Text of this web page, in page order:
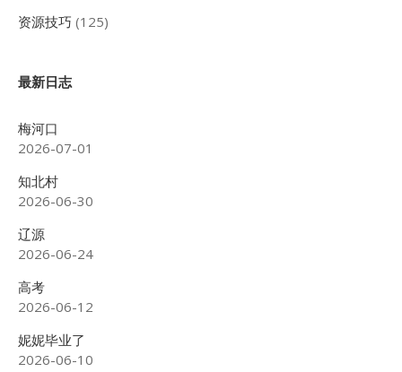
资源技巧 (125)
最新日志
梅河口
2026-07-01
知北村
2026-06-30
辽源
2026-06-24
高考
2026-06-12
妮妮毕业了
2026-06-10